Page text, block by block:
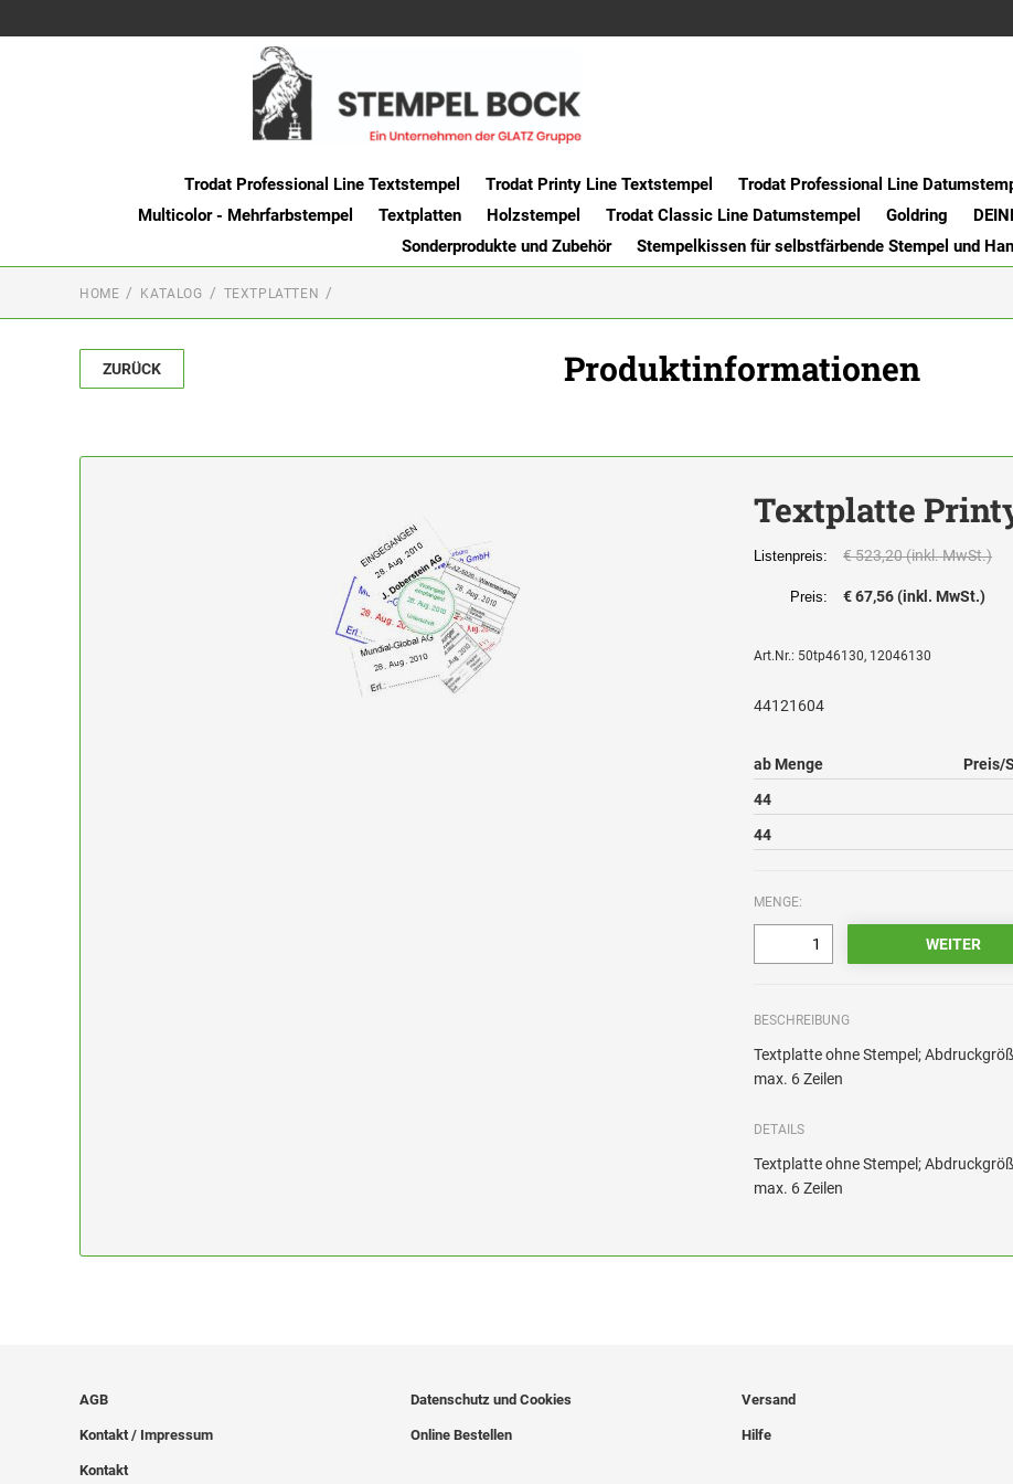
Trodat Professional Line Textstempel Trodat Printy Line Textstempel Trodat Professional Line
Multicolor - Mehrfarbstempel
Textplatten Holzstempel Trodat Classic Line Datumstempel Goldring
Sonderprodukte und Zubehör
Stempelkissen für selbstfärbende Stempel und
HOME KATALOG TEXTPLATTEN
ZURÜCK Produktinformationen
Textplatte
Listenpreis: € 523,20 (inkl. MwSt.)
Preis: € 67,56 (inkl. MwSt.)
Art.Nr.: 50tp46130, 12046130
44121604
ab Menge
Preis/
44
44
MENGE:
BESCHREIBUNG
Textplatte ohne Stempel;
max. 6 Zeilen
DETAILS
Textplatte ohne Stempel;
max. 6 Zeilen
AGB
Kontakt / Impressum
Kontakt
Datenschutz und Cookies
Online Bestellen
Versand
Hilfe